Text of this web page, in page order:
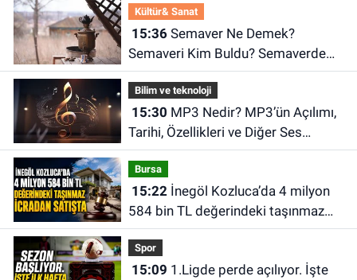
Kültür& Sanat
15:36Semaver Ne Demek?
Semaveri Kim Buldu? Semaverde
Çay Nasıl Demlenir?
Bilim ve teknoloji
15:30
Tarihi, Özellikleri ve Diğer Ses
Dosyalarından Farkları
Bursa
15:22İnegöl Kozluca’da 4 milyon
584 bin TL değerindeki taşınmaz
icradan satışta
Spor
15:09